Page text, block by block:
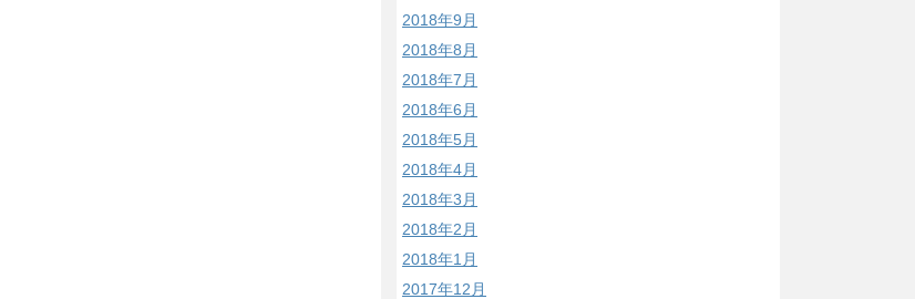
2018年9月
2018年8月
2018年7月
2018年6月
2018年5月
2018年4月
2018年3月
2018年2月
2018年1月
2017年12月